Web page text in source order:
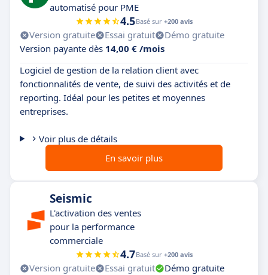
automatisé pour PME
4.5Basé sur +200 avis
Version gratuite Essai gratuit
Démo gratuite
Version payante dès 14,00 € /mois
Logiciel de gestion de la relation client avec
fonctionnalités de vente, de suivi des activités et de
reporting. Idéal pour les petites et moyennes
entreprises.
Voir plus de détails
En savoir plus
Seismic
L'activation des ventes
pour la performance
commerciale
4.7Basé sur +200 avis
Version gratuite Essai gratuit
Démo gratuite